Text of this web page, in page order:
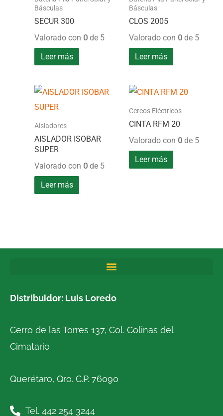
Básculas
SECUR 300
Valorado con 0 de 5
Leer más
Básculas
CLOS 2005
Valorado con 0de 5
Leer más
Aisladores
AISLADOR ISOBAR
SUPER
Valorado con 0 de 5
Leer más
Cercos Eléctricos
CINTA RFM 20
Valorado con 0de 5
Leer más
Distribuidor: Luis Loredo
Cerro de las Torres 137, Col. Colinas del
Cimatario
Querétaro, Qro. C.P. 76090
Tel. 442 254 3244